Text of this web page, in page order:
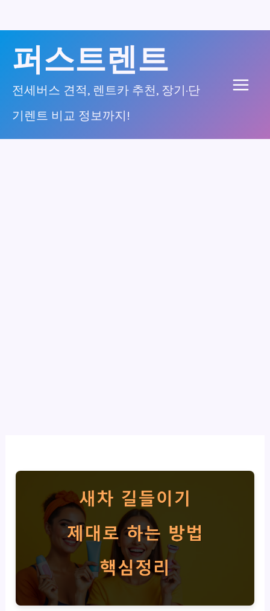
너
퍼스트렌트
전세버스 견적, 렌트카 추천, 장기·단
기렌트 비교 정보까지!